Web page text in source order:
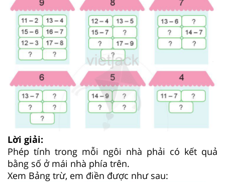
Lời giải:
Phép tính trong mỗi ngôi nhà phải có kết quả
bằng số ở mái nhà phía trên.
Xem Bảng trừ, em điền được như sau: